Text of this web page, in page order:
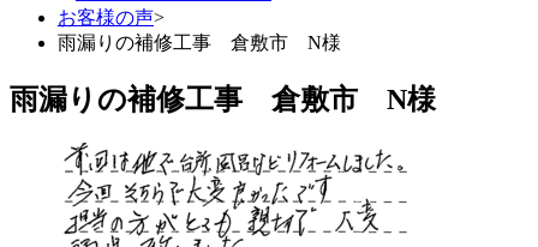
お客様の声>
雨漏りの補修工事 倉敷市 N様
雨漏りの補修工事 倉敷市 N様